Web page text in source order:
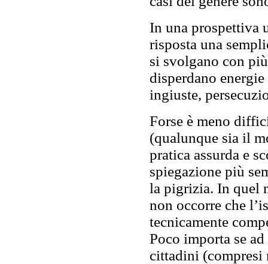
In una prospettiva
risposta una
si svolgano con
disperdano
ingiuste,
Forse è meno
(qualunque sia il
pratica assurda e
spiegazione più
la pigrizia. In quel
non occorre che
tecnicamente
Poco importa se
cittadini